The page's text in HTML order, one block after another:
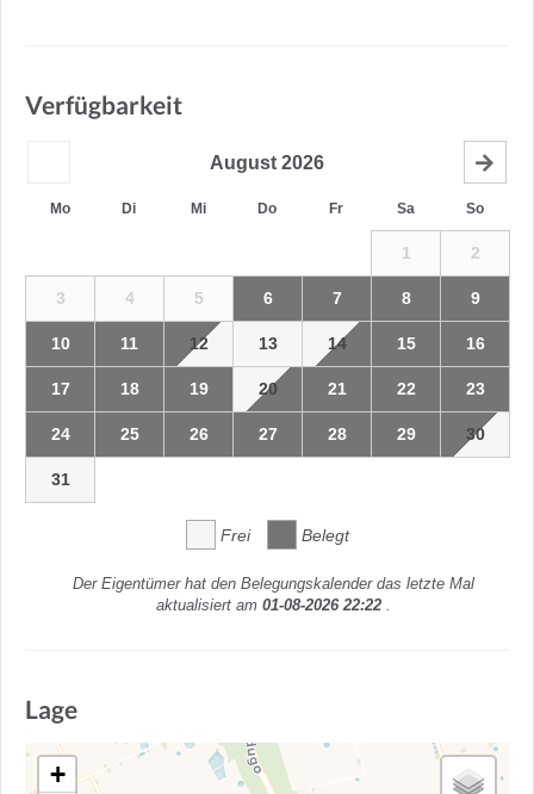
Verfügbarkeit
August 2026
Mo Di Mi Do Fr Sa So
1 2
3 4 5 6 7 8 9
10 11 12 13 14 15 16
17 18 19 20 21 22 23
24 25 26 27 28 29 30
31
Frei Belegt
Der Eigentümer hat den Belegungskalender das letzte Mal
aktualisiert am 01-08-2026 22:22 .
Lage
+